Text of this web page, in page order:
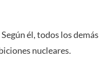
él, todos los demás
nucleares.